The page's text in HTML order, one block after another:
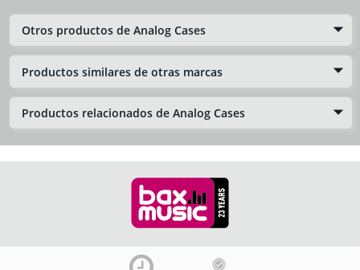
Otros productos de Analog Cases
Productos similares de otras marcas
Productos relacionados de Analog Cases